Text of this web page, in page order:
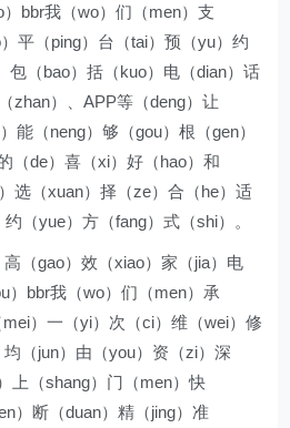
）bbr我（wo）们（men）支
平（ping）台（tai）预（yu）约
包（bao）括（kuo）电（dian）话
zhan）、APP等（deng）让
能（neng）够（gou）根（gen）
（de）喜（xi）好（hao）和
选（xuan）择（ze）合（he）适
（yue）方（fang）式（shi）。
（gao）效（xiao）家（jia）电
）bbr我（wo）们（men）承
mei）一（yi）次（ci）维（wei）修
均（jun）由（you）资（zi）深
上（shang）门（men）快
）断（duan）精（jing）准